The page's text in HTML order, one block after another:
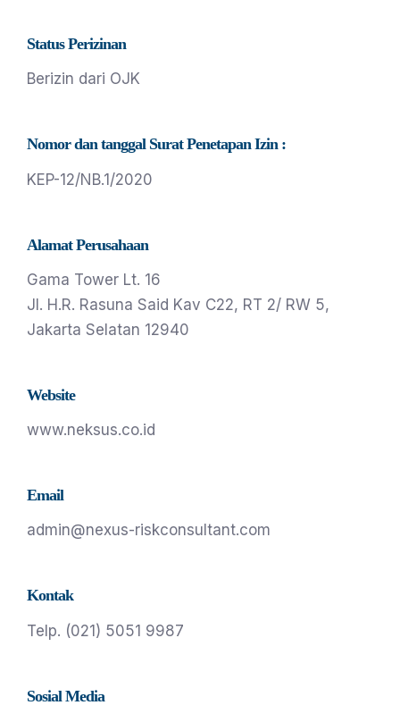
Status Perizinan
Berizin dari OJK
Nomor dan tanggal Surat Penetapan Izin :
KEP-12/NB.1/2020
Alamat Perusahaan
Gama Tower Lt. 16
Jl. H.R. Rasuna Said Kav C22, RT 2/ RW 5,
Jakarta Selatan 12940
Website
www.neksus.co.id
Email
admin@nexus-riskconsultant.com
Kontak
Telp. (021) 5051 9987
Sosial Media